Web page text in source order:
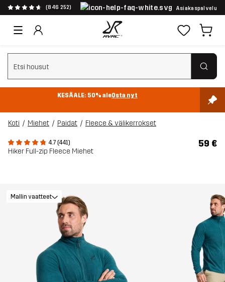
(846 252) Asiakaspalvelu
Tyhjennä haku
KESÄALE: 50% aleOsta nyt
Koti Miehet Paidat Fleece & välikerrokset
4.7 (441)
Hiker Full-zip Fleece Miehet
59 €
Mallin vaatteet